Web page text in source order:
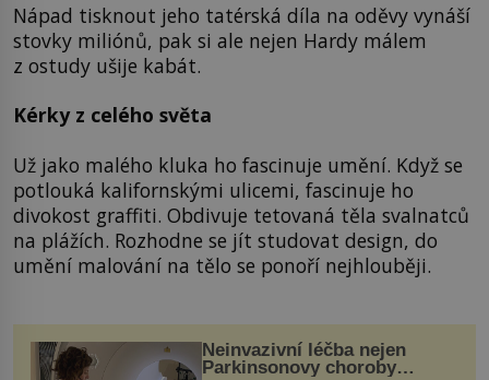
Nápad tisknout jeho tatérská díla na oděvy vynáší
stovky miliónů, pak si ale nejen Hardy málem
z ostudy ušije kabát.
Kérky z celého světa
Už jako malého kluka ho fascinuje umění. Když se
potlouká kalifornskými ulicemi, fascinuje ho
divokost graffiti. Obdivuje tetovaná těla svalnatců
na plážích. Rozhodne se jít studovat design, do
umění malování na tělo se ponoří nejhlouběji.
Neinvazivní léčba nejen
Parkinsonovy choroby